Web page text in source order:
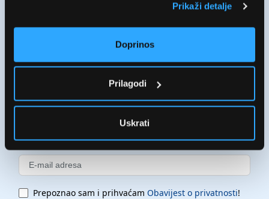
Prikaži detalje
Doprinos
Prilagodi
Uskrati
Ne propustite najbolje cijene!
Prijavite se na naš Newsletter!
Prepoznao sam i prihvaćam Obavijest o privatnosti!